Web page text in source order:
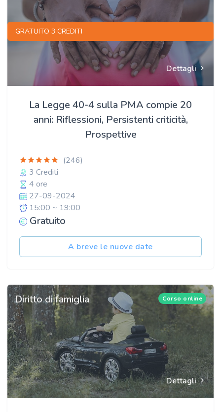
GRATUITO 3 CREDITI
Dettagli
La Legge 40-4 sulla PMA compie 20
anni: Riflessioni, Persistenti criticità,
Prospettive
(246)
3 Crediti
4 ore
27-09-2024
15:00 ~ 19:00
Gratuito
A breve le nuove date
Dettagli
Diritto di famiglia Corso online